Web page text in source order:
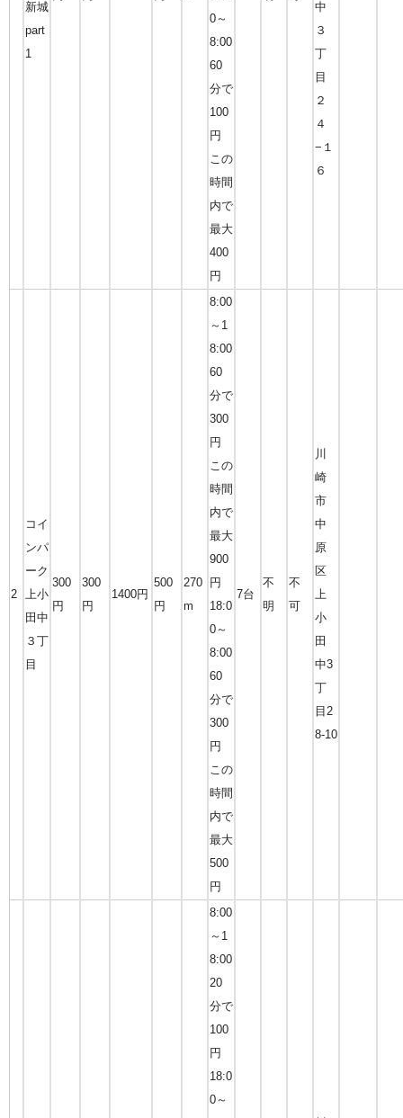
新城
part
1
0～
8:00
60
分で
100
円
この
時間
内で
最大
400
円
中
３
丁
目
２
４
−１
６
2
コイ
ンパ
ーク
上小
田中
３丁
目
300
円
300
円
1400円
500
円
270
m
8:00
～1
8:00
60
分で
300
円
この
時間
内で
最大
900
円
18:0
0～
8:00
60
分で
300
円
この
時間
内で
最大
500
円
7台
不
明
不
可
川
崎
市
中
原
区
上
小
田
中3
丁
目2
8-10
8:00
～1
8:00
20
分で
100
円
18:0
0～